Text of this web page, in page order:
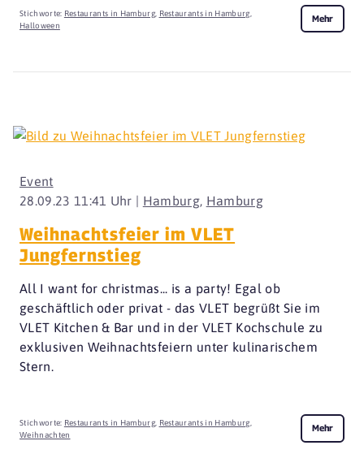
Stichworte: Restaurants in Hamburg, Restaurants in Hamburg
Halloween
Mehr
28.09.23 11:41 Uhr | Hamburg, Hamburg
Event
Weihnachtsfeier im VLET
Jungfernstieg
All I want for christmas... is a party! Egal ob
geschäftlich oder privat - das VLET begrüßt Sie im
VLET Kitchen & Bar und in der VLET Kochschule zu
exklusiven Weihnachtsfeiern unter kulinarischem
Stern.
Stichworte: Restaurants in Hamburg, Restaurants in Hamburg
Weihnachten
Mehr